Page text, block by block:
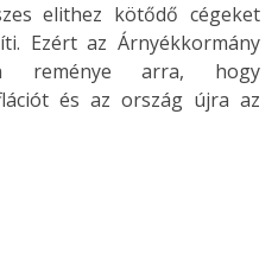
elithez kötődő cégeket
Ezért az Árnyékkormány
reménye arra, hogy
és az ország újra az